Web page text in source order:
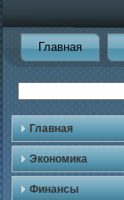
Главная
Главная
Экономика
Финансы